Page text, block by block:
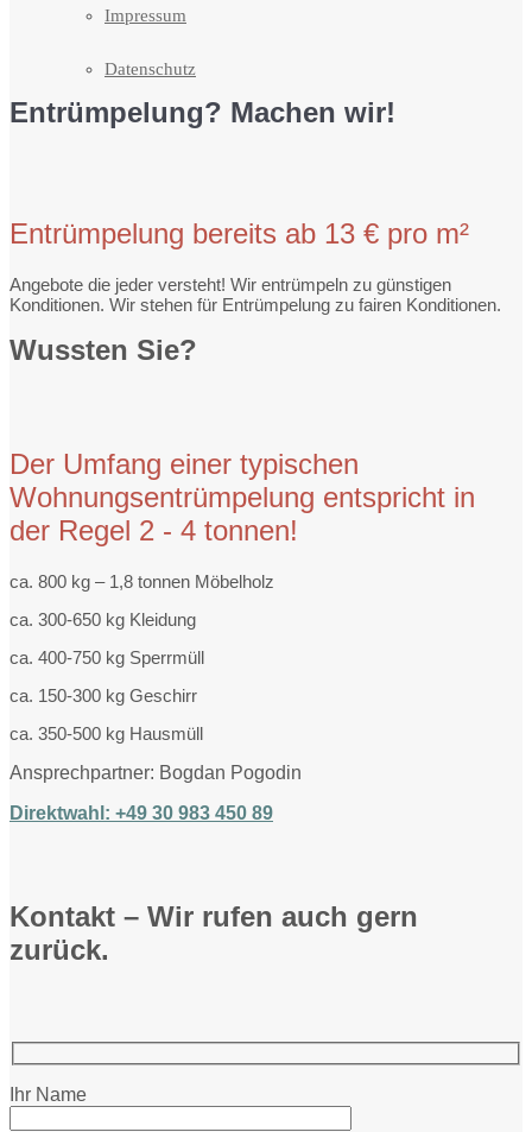
Impressum
Datenschutz
Entrümpelung? Machen wir!
Entrümpelung bereits ab 13 € pro m²
Angebote die jeder versteht! Wir entrümpeln zu günstigen
Konditionen. Wir stehen für Entrümpelung zu fairen Konditionen.
Wussten Sie?
Der Umfang einer typischen
Wohnungsentrümpelung entspricht in
der Regel 2 - 4 tonnen!
ca. 800 kg – 1,8 tonnen Möbelholz
ca. 300-650 kg Kleidung
ca. 400-750 kg Sperrmüll
ca. 150-300 kg Geschirr
ca. 350-500 kg Hausmüll
Ansprechpartner: Bogdan Pogodin
Direktwahl: +49 30 983 450 89
Kontakt – Wir rufen auch gern
zurück.
Ihr Name